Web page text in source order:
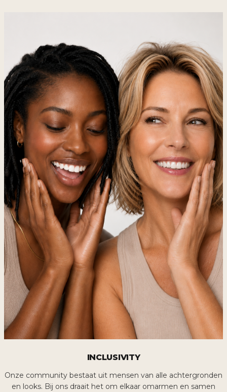
INCLUSIVITY
Onze community bestaat uit mensen van alle achtergronden
en looks. Bij ons draait het om elkaar omarmen en samen